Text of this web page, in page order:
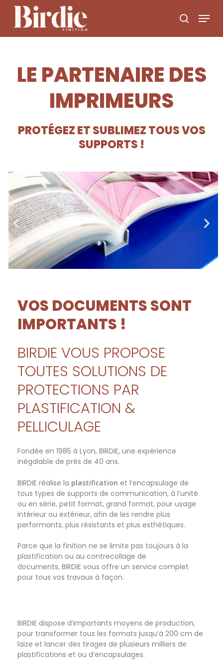
LE PARTENAIRE DES
IMPRIMEURS
PROTÉGEZ ET SUBLIMEZ TOUS VOS
SUPPORTS !
VOS DOCUMENTS SONT
IMPORTANTS !
BIRDIE VOUS PROPOSE
TOUTES SOLUTIONS DE
PROTECTIONS PAR
PLASTIFICATION &
PELLICULAGE
Fondée en 1985 à Lyon, BIRDIE, une expérience
inégalable de près de 40 ans.
BIRDIE réalise la plastification et l’encapsulage de
tous types de supports de communication, à l’unité
ou en série, petit format, grand format, pour usage
intérieur ou extérieur, afin de les rendre plus
performants, plus résistants et plus esthétiques.
Parce que la finition ne se limite pas toujours à la
plastification ou au contrecollage de
documents, BIRDIE vous offre un service complet
pour tous vos travaux à façon.
BIRDIE dispose d’importants moyens de production,
pour transformer tous les formats jusqu’à 200 cm de
laize et lancer des tirages de plusieurs milliers de
plastifications et ou d’encapsulages.